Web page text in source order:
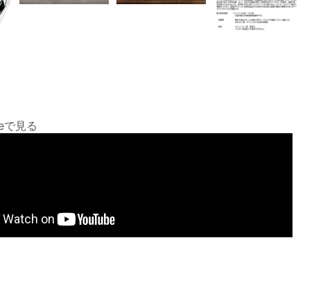
見る